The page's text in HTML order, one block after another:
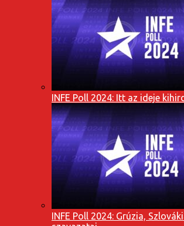
INFE Poll 2024: Itt az ideje
INFE Poll 2024: Grúzia,